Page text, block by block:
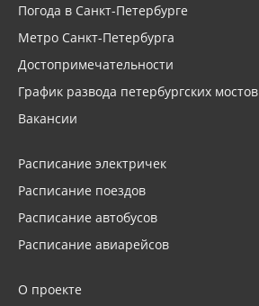
Погода в Санкт-Петербурге
Метро Санкт-Петербурга
Достопримечательности
График развода петербургских мостов
Вакансии
Расписание электричек
Расписание поездов
Расписание автобусов
Расписание авиарейсов
О проекте